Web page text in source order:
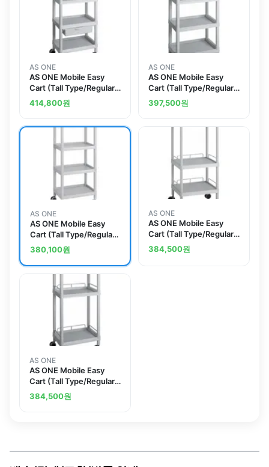
AS ONE
AS ONE Mobile Easy
Cart (Tall Type/Regular
31) Gray 4 Stages Wiith
Drawer ME31F
414,800원
AS ONE
AS ONE Mobile Easy
Cart (Tall Type/Regular
31) Gray 4 Stages
ME31K
397,500원
AS ONE
AS ONE Mobile Easy
Cart (Tall Type/Regular
31) Gray 4 Stages
ME31E
380,100원
AS ONE
AS ONE Mobile Easy
Cart (Tall Type/Regular
31) Gray 3 Sages Wiith
Guard Frame ME31H
384,500원
AS ONE
AS ONE Mobile Easy
Cart (Tall Type/Regular
31) Gray 3 Sages Wiith
Guard Frame ME31G
384,500원